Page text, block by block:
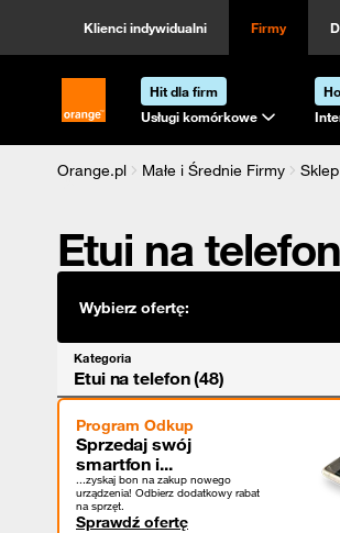
Klienci indywidualni Firmy
Strona główna Orange.pl
Hit dla firm
Usługi komórkowe
Orange.pl Małe i Średnie Firmy Sklep
Etui na telefon
Wybierz ofertę:
Kategoria
Etui na telefon (48)
Program Odkup
Sprzedaj swój
smartfon i...
...zyskaj bon na zakup nowego
urządzenia! Odbierz dodatkowy rabat
na sprzęt.
Sprawdź ofertę